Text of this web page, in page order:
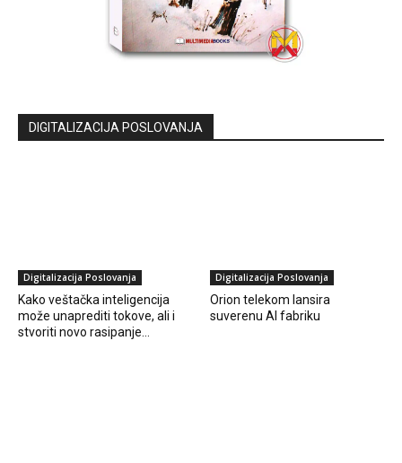
DIGITALIZACIJA POSLOVANJA
Digitalizacija Poslovanja
Kako veštačka inteligencija
može unaprediti tokove, ali i
stvoriti novo rasipanje…
Digitalizacija Poslovanja
Orion telekom lansira
suverenu AI fabriku